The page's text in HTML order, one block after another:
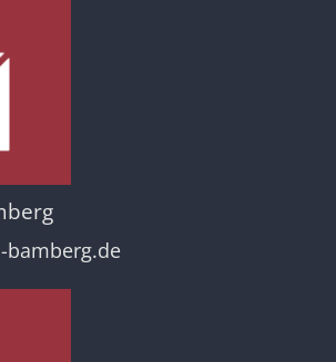
bamberg.de